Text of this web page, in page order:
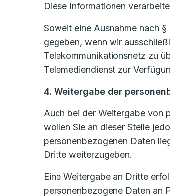
Diese Informationen
Soweit eine Ausnahme nach
gegeben, wenn wir
Telekommunikationsnetz zu
Telemediendienst zur
4. Weitergabe der
Auch bei der Weitergabe von
wollen Sie an dieser Stelle
personenbezogenen Daten
Dritte weiterzugeben.
Eine Weitergabe an Dritte
personenbezogene Daten an